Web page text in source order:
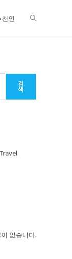
인 Toggle
검
색
없습니다.